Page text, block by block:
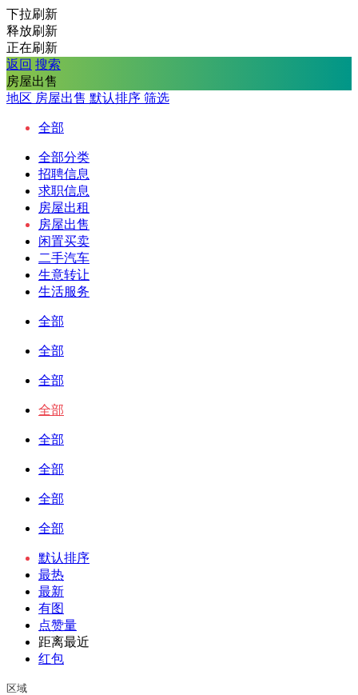
下拉刷新
释放刷新
正在刷新
返回 搜索
房屋出售
地区 房屋出售 默认排序 筛选
全部
全部分类
招聘信息
求职信息
房屋出租
房屋出售
闲置买卖
二手汽车
生意转让
生活服务
全部
全部
全部
全部
全部
全部
全部
全部
默认排序
最热
最新
有图
点赞量
距离最近
红包
区域